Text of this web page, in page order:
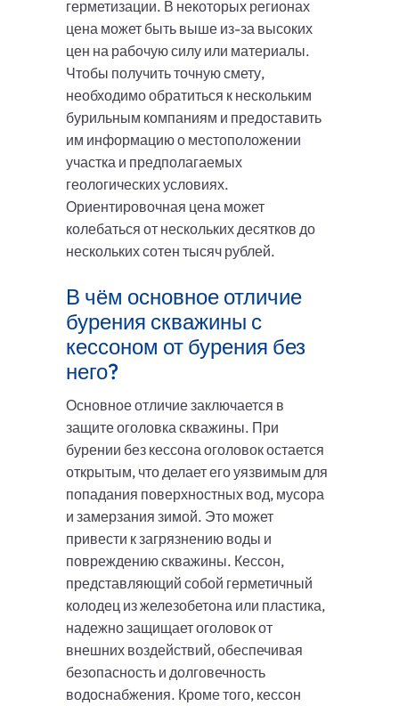
герметизации. В некоторых регионах
цена может быть выше из-за высоких
цен на рабочую силу или материалы.
Чтобы получить точную смету,
необходимо обратиться к нескольким
бурильным компаниям и предоставить
им информацию о местоположении
участка и предполагаемых
геологических условиях.
Ориентировочная цена может
колебаться от нескольких десятков до
нескольких сотен тысяч рублей.
В чём основное отличие
бурения скважины с
кессоном от бурения без
него?
Основное отличие заключается в
защите оголовка скважины. При
бурении без кессона оголовок остается
открытым, что делает его уязвимым для
попадания поверхностных вод, мусора
и замерзания зимой. Это может
привести к загрязнению воды и
повреждению скважины. Кессон,
представляющий собой герметичный
колодец из железобетона или пластика,
надежно защищает оголовок от
внешних воздействий, обеспечивая
безопасность и долговечность
водоснабжения. Кроме того, кессон